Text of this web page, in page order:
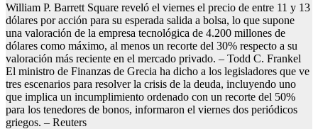
William P. Barrett Square reveló el viernes el precio de entre 11 y 13
dólares por acción para su esperada salida a bolsa, lo que supone
una valoración de la empresa tecnológica de 4.200 millones de
dólares como máximo, al menos un recorte del 30% respecto a su
valoración más reciente en el mercado privado. – Todd C. Frankel
El ministro de Finanzas de Grecia ha dicho a los legisladores que ve
tres escenarios para resolver la crisis de la deuda, incluyendo uno
que implica un incumplimiento ordenado con un recorte del 50%
para los tenedores de bonos, informaron el viernes dos periódicos
griegos. – Reuters